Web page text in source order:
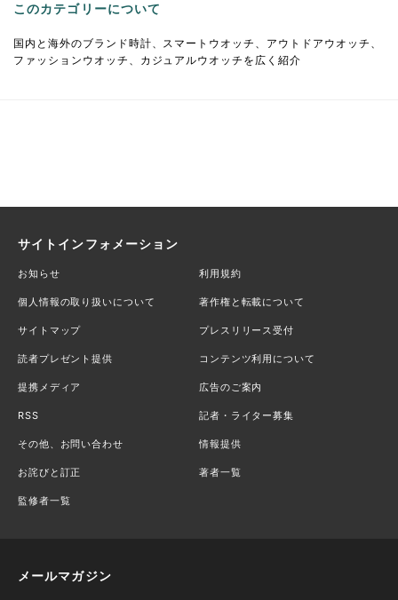
このカテゴリーについて
国内と海外のブランド時計、スマートウオッチ、アウトドアウオッチ、
ファッションウオッチ、カジュアルウオッチを広く紹介
サイトインフォメーション
お知らせ 利用規約
個人情報の取り扱いについて 著作権と転載について
サイトマップ プレスリリース受付
読者プレゼント提供 コンテンツ利用について
提携メディア 広告のご案内
RSS 記者・ライター募集
その他、お問い合わせ 情報提供
お詫びと訂正 著者一覧
監修者一覧
メールマガジン